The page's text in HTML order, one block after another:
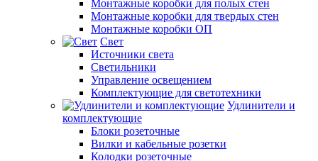
Монтажные коробки для полых стен
Монтажные коробки для твердых стен
Монтажные коробки ОП
Свет
Источники света
Светильники
Управление освещением
Комплектующие для светотехники
Удлинители и
комплектующие
Блоки розеточные
Вилки и кабельные розетки
Колодки розеточные